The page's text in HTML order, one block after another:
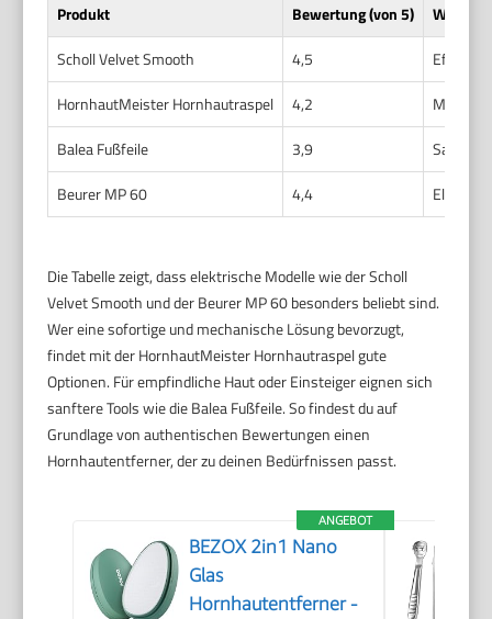
Produkt Bewertung (von 5)
Wirkung
Scholl Velvet Smooth
4,5
Effektiv
HornhautMeister Hornhautraspel
4,2
Balea Fußfeile
3,9
Sanfte
Beurer MP 60
4,4
Die Tabelle zeigt, dass elektrische Modelle wie der Scholl
Velvet Smooth und der Beurer MP 60 besonders beliebt sind.
Wer eine sofortige und mechanische Lösung bevorzugt,
findet mit der HornhautMeister Hornhautraspel gute
Optionen. Für empfindliche Haut oder Einsteiger eignen sich
sanftere Tools wie die Balea Fußfeile. So findest du auf
Grundlage von authentischen Bewertungen einen
Hornhautentferner, der zu deinen Bedürfnissen passt.
ANGEBOT
BEZOX 2in1 Nano
Glas
Hornhautentferner -